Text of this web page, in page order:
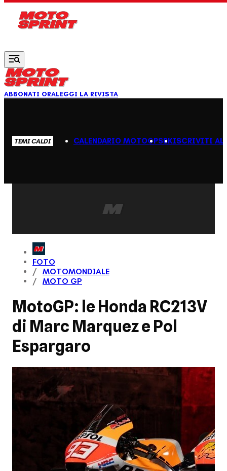
ABBONATI ORALEGGI LA RIVISTA
TEMI CALDI CALENDARIO MOTOGPSBKISCRIVITI AL
FOTO
MOTOMONDIALE
MOTO GP
MotoGP: le Honda RC213V
di Marc Marquez e Pol
Espargaro